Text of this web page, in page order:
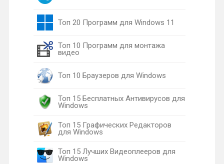
Топ 20 Программ для Windows 11
Топ 10 Программ для монтажа
видео
Топ 10 Браузеров для Windows
Топ 15 Бесплатных Антивирусов для
Windows
Топ 15 Графических Редакторов
для Windows
Топ 15 Лучших Видеоплееров для
Windows